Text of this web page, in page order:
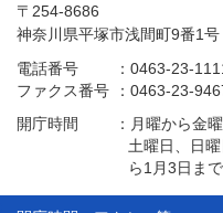
〒254-8686
神奈川県平塚市浅間町9番1号
電話番号
：0463-23-
ファクス番号
：0463-23-
開庁時間
： 月曜から金
土曜日、日
ら1月3日ま